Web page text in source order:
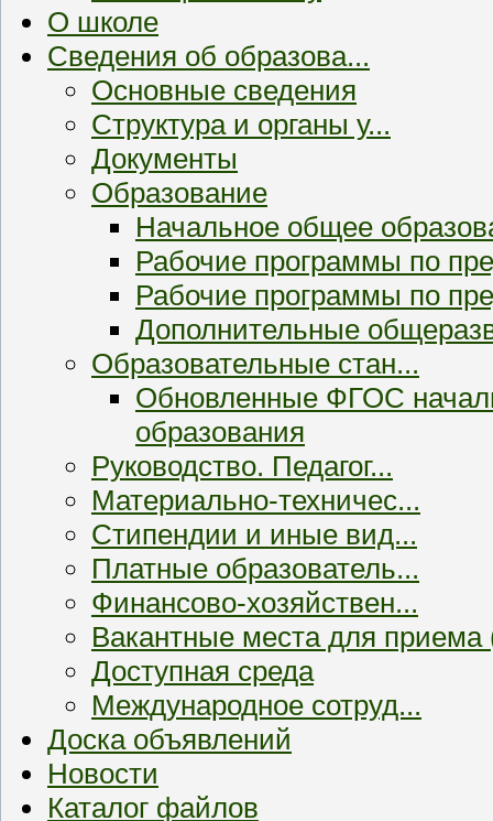
О школе
Сведения об образова...
Основные сведения
Структура и органы у...
Документы
Образование
Начальное общее
Рабочие программы по
Рабочие программы по
Дополнительные
Образовательные стан...
Обновленные ФГОС
образования
Руководство. Педагог...
Материально-техничес...
Стипендии и иные вид...
Платные образователь...
Финансово-хозяйствен...
Вакантные места для
Доступная среда
Международное сотруд...
Доска объявлений
Новости
Каталог файлов